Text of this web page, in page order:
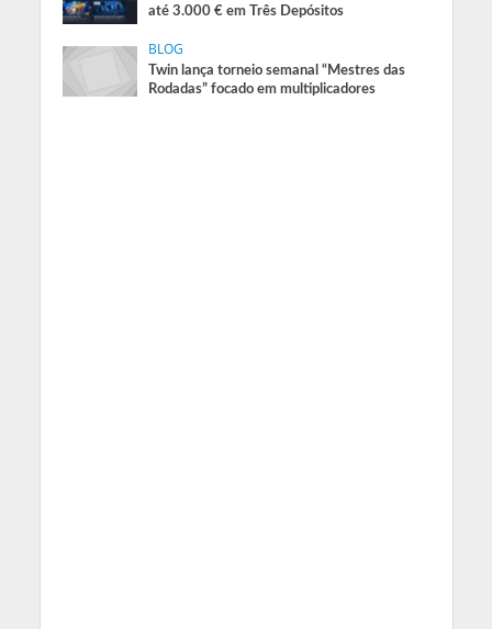
até 3.000 € em Três Depósitos
BLOG
Twin lança torneio semanal “Mestres das
Rodadas” focado em multiplicadores